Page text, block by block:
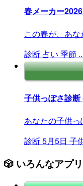
春メーカー2026
この春が、あ
診断 占い 季節
子供っぽさ診断
あなたの子供
診断5月5日 子
🎲 いろんなアプ